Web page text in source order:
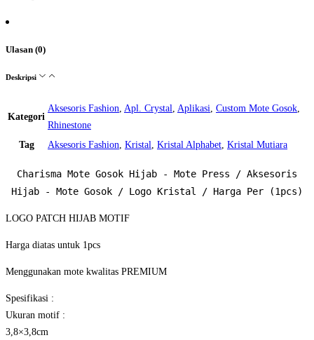
Ulasan (0)
Deskripsi
Kategori
Aksesoris Fashion, Apl. Crystal, Aplikasi, Custom Mote Gosok,
Rhinestone
Tag
Aksesoris Fashion, Kristal, Kristal Alphabet, Kristal Mutiara
Charisma Mote Gosok Hijab - Mote Press / Aksesoris
Hijab - Mote Gosok / Logo Kristal / Harga Per (1pcs)
LOGO PATCH HIJAB MOTIF
Harga diatas untuk 1pcs
Menggunakan mote kwalitas PREMIUM
Spesifikasi :
Ukuran motif :
3,8×3,8cm